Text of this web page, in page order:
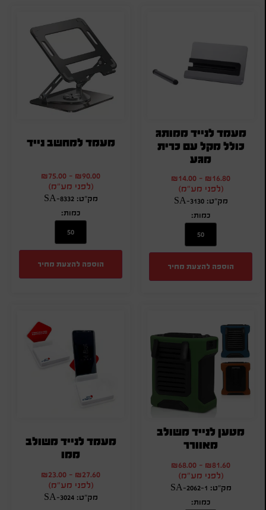
מעמד לנייד ממותג
כולל מקל עם כרית
מגע
₪16.80
-
₪14.00
(לפני מע"מ)
מק"ט: SA-3130
כמות:
הוספה להצעת מחיר
מעמד למחשב נייד
₪90.00
-
₪75.00
(לפני מע"מ)
מק"ט: SA-8332
כמות:
הוספה להצעת מחיר
מטען לנייד משולב
מאוורר
₪81.60
-
₪68.00
(לפני מע"מ)
מק"ט: SA-2062-1
כמות:
מעמד לנייד משולב
ממו
₪27.60
-
₪23.00
(לפני מע"מ)
מק"ט: SA-3024